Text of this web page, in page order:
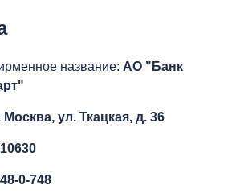
название: АО "Банк
Москва, ул. Ткацкая, д. 36
0-748